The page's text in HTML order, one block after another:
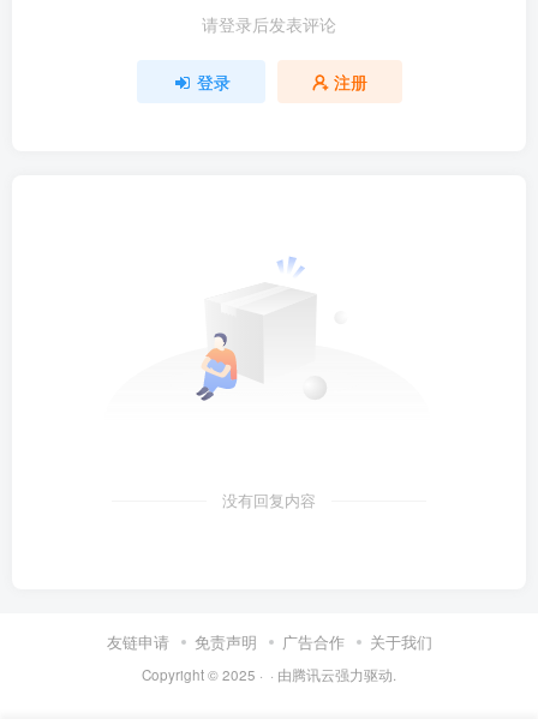
请登录后发表评论
登录 注册
没有回复内容
友链申请 免责声明 广告合作 关于我们
Copyright © 2025 · · 由腾讯云强力驱动.